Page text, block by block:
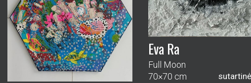
Eva Ra
Full Moon
70×70 cm